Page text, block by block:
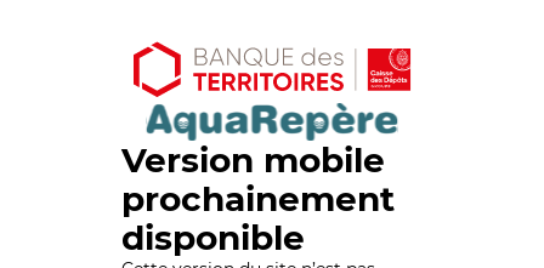
Version mobile
prochainement
disponible